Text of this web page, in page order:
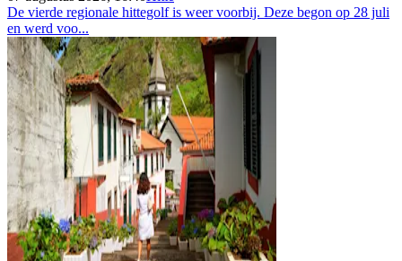
De vierde regionale hittegolf is weer voorbij. Deze begon op 28 juli
en werd voo...